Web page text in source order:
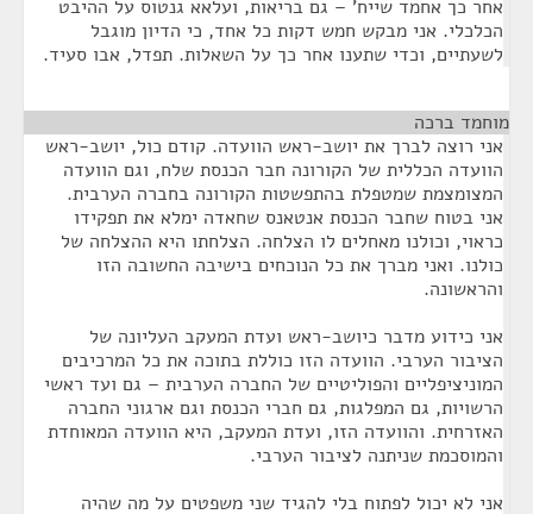
אחר כך אחמד שייח' – גם בריאות, ועלאא גנטוס על ההיבט
הכלכלי. אני מבקש חמש דקות כל אחד, כי הדיון מוגבל
לשעתיים, וכדי שתענו אחר כך על השאלות. תפדל, אבו סעיד.
מוחמד ברכה
אני רוצה לברך את יושב-ראש הוועדה. קודם כול, יושב-ראש
הוועדה הכללית של הקורונה חבר הכנסת שלח, וגם הוועדה
המצומצמת שמטפלת בהתפשטות הקורונה בחברה הערבית.
אני בטוח שחבר הכנסת אנטאנס שחאדה ימלא את תפקידו
כראוי, וכולנו מאחלים לו הצלחה. הצלחתו היא ההצלחה של
כולנו. ואני מברך את כל הנוכחים בישיבה החשובה הזו
והראשונה.
אני כידוע מדבר כיושב-ראש ועדת המעקב העליונה של
הציבור הערבי. הוועדה הזו כוללת בתוכה את כל המרכיבים
המוניציפליים והפוליטיים של החברה הערבית – גם ועד ראשי
הרשויות, גם המפלגות, גם חברי הכנסת וגם ארגוני החברה
האזרחית. והוועדה הזו, ועדת המעקב, היא הוועדה המאוחדת
והמוסכמת שניתנה לציבור הערבי.
אני לא יכול לפתוח בלי להגיד שני משפטים על מה שהיה